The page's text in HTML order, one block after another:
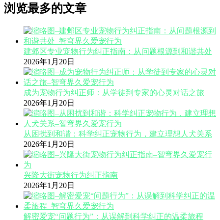
浏览最多的文章
建邺区专业宠物行为纠正指南：从问题根源到和谐共处
2026年1月20日
成为宠物行为纠正师：从学徒到专家的心灵对话之旅
2026年1月20日
从困扰到和谐：科学纠正宠物行为，建立理想人犬关系
2026年1月20日
兴隆大街宠物行为纠正指南
2026年1月20日
解密爱宠“问题行为”：从误解到科学纠正的温柔旅程